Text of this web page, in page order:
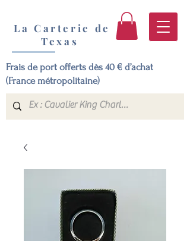
La Carterie de
Texas
Frais de port offerts dès 40 € d’achat
(France métropolitaine)